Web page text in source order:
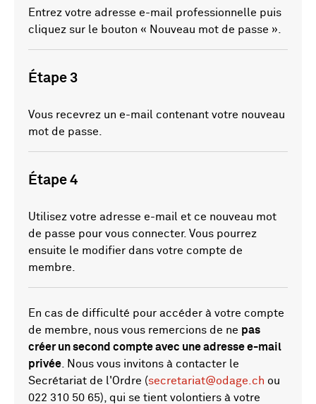
Entrez votre adresse e-mail professionnelle puis
cliquez sur le bouton « Nouveau mot de passe ».
Étape 3
Vous recevrez un e-mail contenant votre nouveau
mot de passe.
Étape 4
Utilisez votre adresse e-mail et ce nouveau mot
de passe pour vous connecter. Vous pourrez
ensuite le modifier dans votre compte de
membre.
En cas de difficulté pour accéder à votre compte
de membre, nous vous remercions de ne pas
créer un second compte avec une adresse e-mail
privée . Nous vous invitons à contacter le
Secrétariat de l'Ordre (secretariat@odage.ch ou
022 310 50 65), qui se tient volontiers à votre